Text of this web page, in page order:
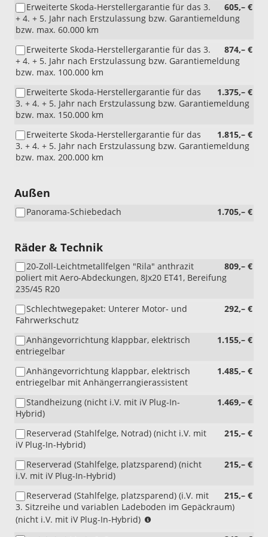
605,– €
Erweiterte Skoda-Herstellergarantie für das 3.
+ 4. + 5. Jahr nach Erstzulassung bzw. Garantiemeldung
bzw. max. 60.000 km
874,– €
Erweiterte Skoda-Herstellergarantie für das 3.
+ 4. + 5. Jahr nach Erstzulassung bzw. Garantiemeldung
bzw. max. 100.000 km
1.375,– €
Erweiterte Skoda-Herstellergarantie für das
3. + 4. + 5. Jahr nach Erstzulassung bzw. Garantiemeldung
bzw. max. 150.000 km
1.815,– €
Erweiterte Skoda-Herstellergarantie für das
3. + 4. + 5. Jahr nach Erstzulassung bzw. Garantiemeldung
bzw. max. 200.000 km
Außen
1.705,– €
Panorama-Schiebedach
Räder & Technik
809,– €
20-Zoll-Leichtmetallfelgen "Rila" anthrazit
poliert mit Aero-Abdeckungen, 8Jx20 ET41, Bereifung
235/45 R20
292,– €
Schlechtwegepaket: Unterer Motor- und
Fahrwerkschutz
1.155,– €
Anhängevorrichtung klappbar, elektrisch
entriegelbar
1.485,– €
Anhängevorrichtung klappbar, elektrisch
entriegelbar mit Anhängerrangierassistent
1.469,– €
Standheizung (nicht i.V. mit iV Plug-In-
Hybrid)
215,– €
Reserverad (Stahlfelge, Notrad) (nicht i.V. mit
iV Plug-In-Hybrid)
215,– €
Reserverad (Stahlfelge, platzsparend) (nicht
i.V. mit iV Plug-In-Hybrid)
215,– €
Reserverad (Stahlfelge, platzsparend) (i.V. mit
3. Sitzreihe und variablen Ladeboden im Gepäckraum)
(nicht i.V. mit iV Plug-In-Hybrid)